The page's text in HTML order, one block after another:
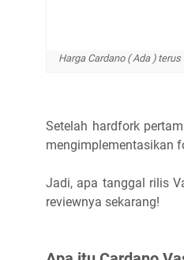
Harga Cardano ( Ada )
Setelah hardfork
mengimplementasikan
Jadi, apa tanggal rilis
reviewnya sekarang!